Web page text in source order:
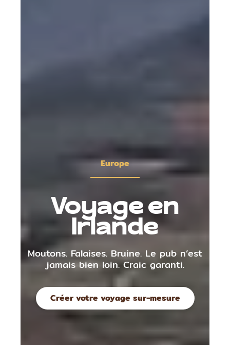
Europe
Voyage en
Irlande
Moutons. Falaises. Bruine. Le pub n’est
jamais bien loin. Craic garanti.
Créer votre voyage sur-mesure